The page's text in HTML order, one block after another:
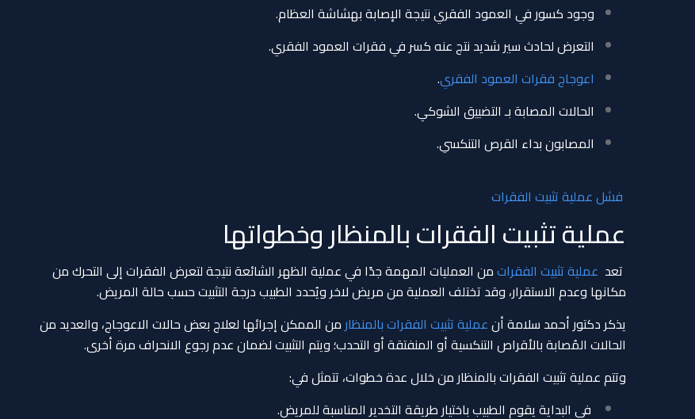
وجود كسور في العمود الفقري نتيجة الإصابة بهشاشة العظام.
التعرض لحادث سير شديد نتج عنه كسر في فقرات العمود الفقري.
اعوجاج فقرات العمود الفقري.
الحالات المصابة بـ التضييق الشوكي.
المصابون بداء القرص التنكسي.
فشل عملية تثبيت الفقرات
عملية تثبيت الفقرات بالمنظار وخطواتها
تعد عملية تثبيت الفقراتمن العمليات المهمة جدًا في عملية الظهر الشائعة نتيجة لتعرض الفقرات إلى التحرك من
مكانها وعدم الاستقرار، وقد تختلف العملية من مريض لاخر ويُحدد الطبيب درجة التثبيت حسب حالة المريض.
يذكر دكتور أحمد سلامة أنعملية تثبيت الفقرات بالمنظارمن الممكن إجرائها لعلاج بعض حالات الاعوجاج، والعديد من
الحالات المُصابة بالأقراص التنكسية أو المنفتقة أو التحدب؛ ويتم التثبيت لضمان عدم رجوع الانحراف مرة أخرى.
وتتم عملية تثبيت الفقرات بالمنظار من خلال عدة خطوات، تتمثل في:
في البداية يقوم الطبيب باختيار طريقة التخدير المناسبة للمريض.